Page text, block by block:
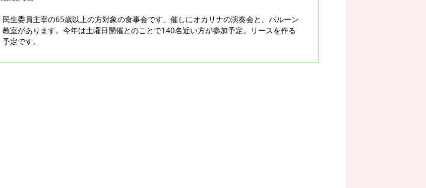
民生委員主宰の65歳以上の方対象の食事会です。催しにオカリナの演奏会と、バルーン
教室があります。今年は土曜日開催とのことで140名近い方が参加予定。リースを作る
予定です。